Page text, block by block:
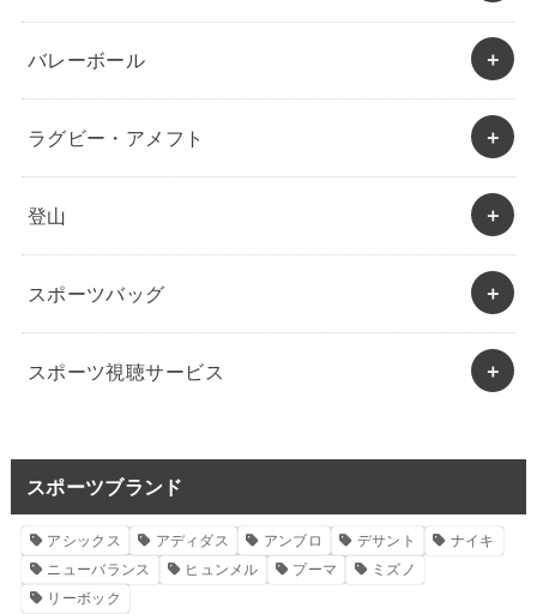
バレーボール
ラグビー・アメフト
登山
スポーツバッグ
スポーツ視聴サービス
スポーツブランド
アシックス アディダス アンブロ デサント
ナイキ
ニューバランス
ヒュンメル プーマ
ミズノ
リーボック